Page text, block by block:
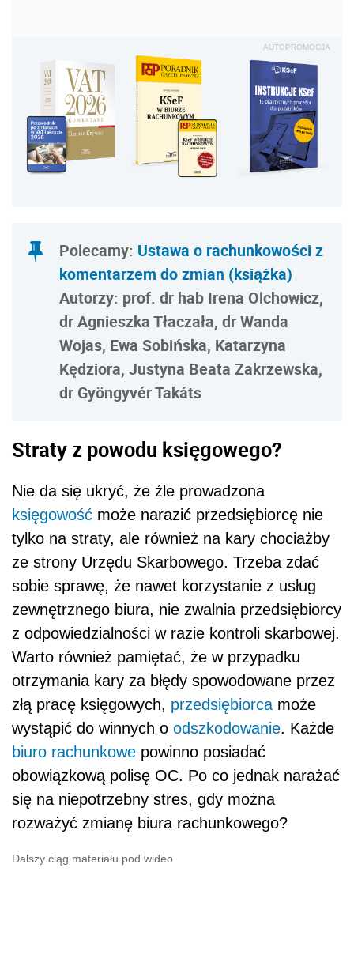
AUTOPROMOCJA
Polecamy: Ustawa o rachunkowości z
komentarzem do zmian (książka)
Autorzy: prof. dr hab Irena Olchowicz,
dr Agnieszka Tłaczała, dr Wanda
Wojas, Ewa Sobińska, Katarzyna
Kędziora, Justyna Beata Zakrzewska,
dr Gyöngyvér Takáts
Straty z powodu księgowego?
Nie da się ukryć, że źle prowadzona
księgowość może narazić przedsiębiorcę nie
tylko na straty, ale również na kary chociażby
ze strony Urzędu Skarbowego. Trzeba zdać
sobie sprawę, że nawet korzystanie z usług
zewnętrznego biura, nie zwalnia przedsiębiorcy
z odpowiedzialności w razie kontroli skarbowej.
Warto również pamiętać, że w przypadku
otrzymania kary za błędy spowodowane przez
złą pracę księgowych, przedsiębiorca może
wystąpić do winnych o odszkodowanie. Każde
biuro rachunkowe powinno posiadać
obowiązkową polisę OC. Po co jednak narażać
się na niepotrzebny stres, gdy można
rozważyć zmianę biura rachunkowego?
Dalszy ciąg materiału pod wideo